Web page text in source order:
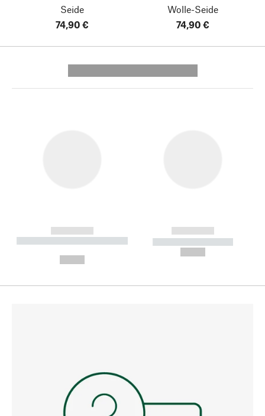
Seide
74,90 €
Wolle-Seide
74,90 €
------------
----------- ----------- --------
------------
----------- -----------